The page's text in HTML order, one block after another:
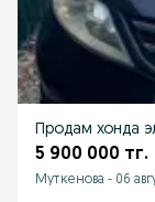
Продам хонда
5 900 000 тг.
Муткенова - 06